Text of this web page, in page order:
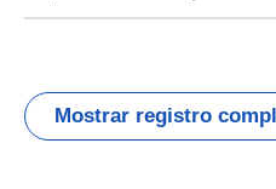
Mostrar registro